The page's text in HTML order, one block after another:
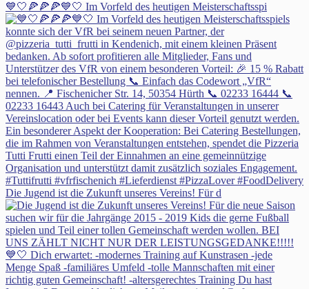
💙🤍🍕🍕🍕💙🤍 Im Vorfeld des heutigen Meisterschaftsspi
Die Jugend ist die Zukunft unseres Vereins! Für d